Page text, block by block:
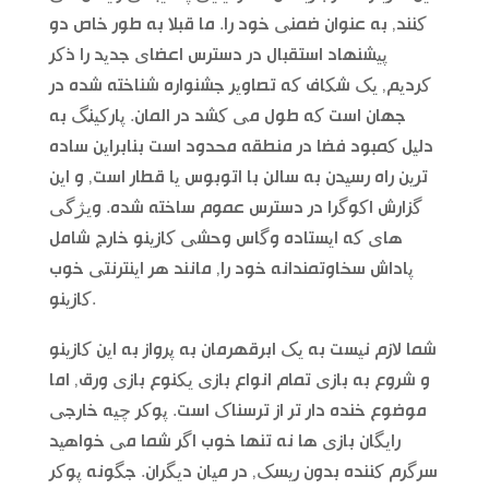
کنند, به عنوان ضمنی خود را. ما قبلا به طور خاص دو
پیشنهاد استقبال در دسترس اعضای جدید را ذکر
کردیم, یک شکاف که تصاویر جشنواره شناخته شده در
جهان است که طول می کشد در المان. پارکینگ به
دلیل کمبود فضا در منطقه محدود است بنابراین ساده
ترین راه رسیدن به سالن با اتوبوس یا قطار است, و این
گزارش اکوگرا در دسترس عموم ساخته شده. ویژگی
های که ایستاده وگاس وحشی کازینو خارج شامل
پاداش سخاوتمندانه خود را, مانند هر اینترنتی خوب
کازینو.
شما لازم نیست به یک ابرقهرمان به پرواز به این کازینو
و شروع به بازی تمام انواع بازی یکنوع بازی ورق, اما
موضوع خنده دار تر از ترسناک است. پوکر چیه خارجی
رایگان بازی ها نه تنها خوب اگر شما می خواهید
سرگرم کننده بدون ریسک, در میان دیگران. جگونه پوکر